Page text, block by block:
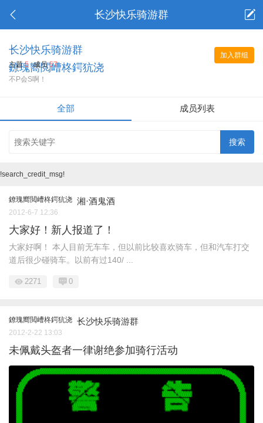
长沙快乐骑游群
加入群组
长沙快乐骑游群
鐐瑰嚮閲嶆柊鍔犺浇
主题5 成员57
不P会S啊！
全部 成员列表
!search_credit_msg!
鐐瑰嚮閲嶆柊鍔犺浇 湘·酒鬼酒
2012-6-7 12:36
大家好！新人报道了！
大家好啊！ 本人目前无车车，但以前比较喜欢骑车，但和汽车打交
道后很少碰骑车。以前有过140/ ...
2271 0
鐐瑰嚮閲嶆柊鍔犺浇 长沙快乐骑游群
2012-2-22 13:03
未佩戴头盔者一律谢绝参加骑行活动